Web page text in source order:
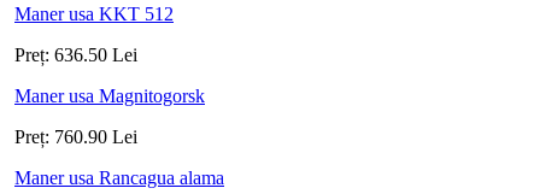
Maner usa KKT 512
Preț: 636.50 Lei
Maner usa Magnitogorsk
Preț: 760.90 Lei
Maner usa Rancagua alama